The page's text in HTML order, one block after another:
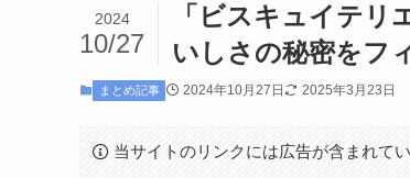
「ビスキュイテリ
いしさの秘密をフ
2024
10/27
まとめ記事 2024年10月27日 2025年3月23日
当サイトのリンクには広告が含まれてい